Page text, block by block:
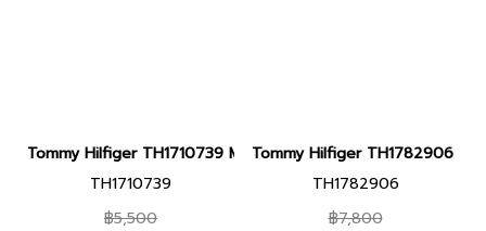
Tommy Hilfiger TH1710739 Men watch นาฬิกาข้อมือ นาฬิกา ผู้ชาย
TH1710739
฿5,500
Tommy Hilfiger TH1782906
TH1782906
฿7,800